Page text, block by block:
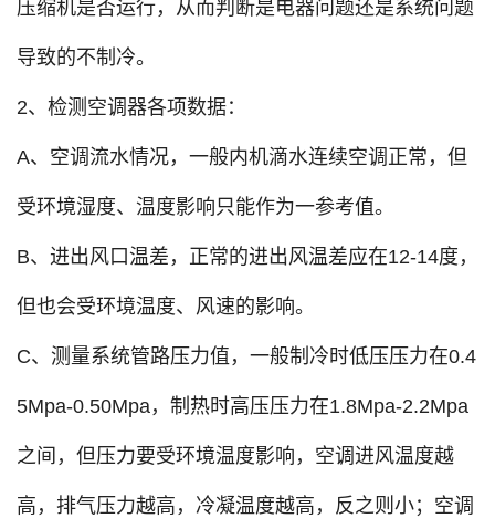
压缩机是否运行，从而判断是电器问题还是系统问题
导致的不制冷。
2、检测空调器各项数据：
A、空调流水情况，一般内机滴水连续空调正常，但
受环境湿度、温度影响只能作为一参考值。
B、进出风口温差，正常的进出风温差应在12-14度，
但也会受环境温度、风速的影响。
C、测量系统管路压力值，一般制冷时低压压力在0.4
5Mpa-0.50Mpa，制热时高压压力在1.8Mpa-2.2Mpa
之间，但压力要受环境温度影响，空调进风温度越
高，排气压力越高，冷凝温度越高，反之则小；空调